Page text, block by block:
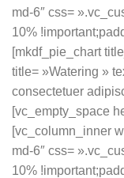
md-6″ css=
10%
[mkdf_pie_chart
title= »Watering »
consectetuer
[vc_empty_space
[vc_column_inner
md-6″ css=
10%